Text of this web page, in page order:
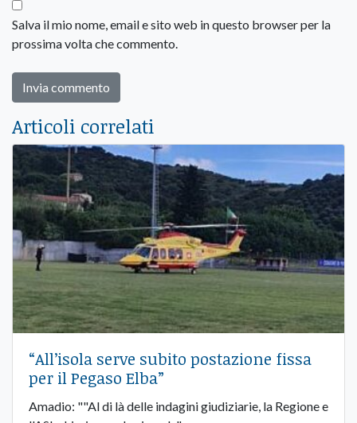
Salva il mio nome, email e sito web in questo browser per la
prossima volta che commento.
Articoli correlati
“All’isola serve subito postazione fissa
per il Pegaso Elba”
Amadio: ""Al di là delle indagini giudiziarie, la Regione e